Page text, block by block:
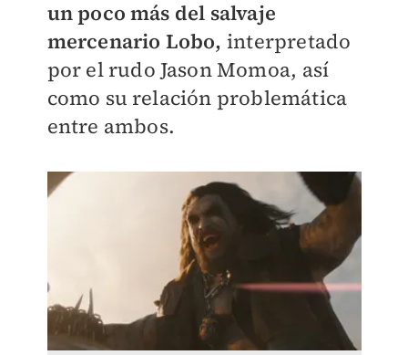
un poco más del salvaje
mercenario Lobo, interpretado
por el rudo Jason Momoa, así
como su relación problemática
entre ambos.